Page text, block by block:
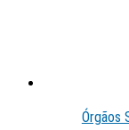
Órgãos